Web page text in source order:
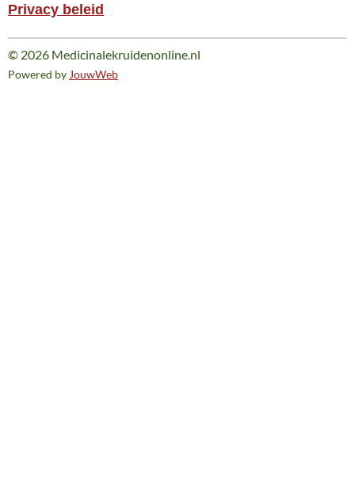
Privacy beleid
© 2026 Medicinalekruidenonline.nl
Powered byJouwWeb